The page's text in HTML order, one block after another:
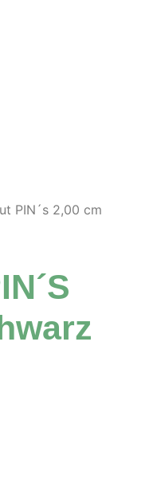
PIN´s 2,00 cm